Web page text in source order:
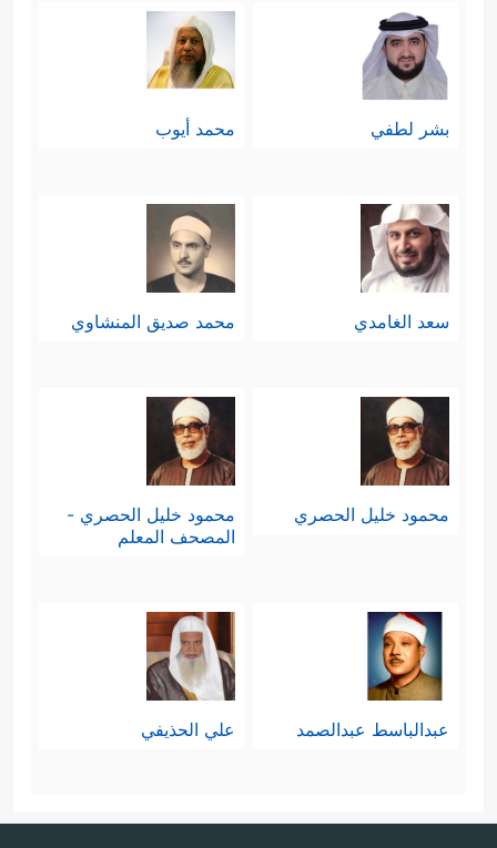
بشر لطفي محمد أيوب
سعد الغامدي محمد صديق المنشاوي
محمود خليل الحصري
محمود خليل الحصري -
المصحف المعلم
عبدالباسط عبدالصمد علي الحذيفي